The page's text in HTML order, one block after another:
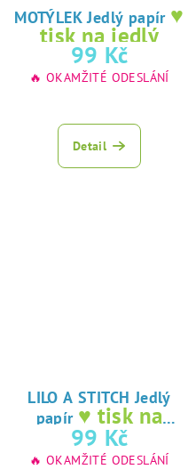
MOTÝLEK Jedlý papír ♥
tisk na jedlý
papír
99 Kč
🔥 OKAMŽITÉ ODESLÁNÍ
Detail
LILO A STITCH Jedlý
papír ♥ tisk na
jedlý papír
99 Kč
🔥 OKAMŽITÉ ODESLÁNÍ